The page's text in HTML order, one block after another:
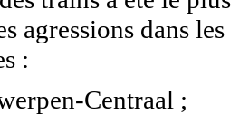
agressions dans les
:
Centraal ;